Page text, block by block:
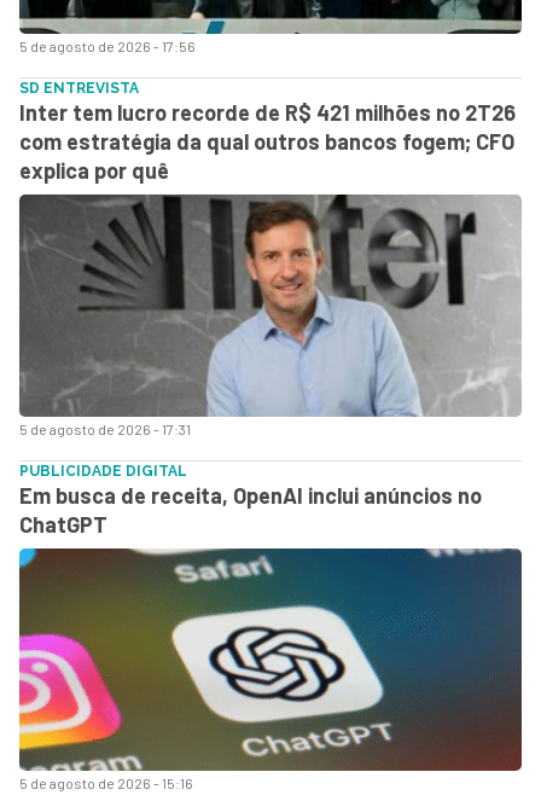
5 de agosto de 2026 - 17:56
5 de agosto de 2026 - 17:31
SD ENTREVISTA
Inter tem lucro recorde de R$ 421 milhões no 2T26
com estratégia da qual outros bancos fogem; CFO
explica por quê
5 de agosto de 2026 - 15:16
PUBLICIDADE DIGITAL
Em busca de receita, OpenAI inclui anúncios no
ChatGPT